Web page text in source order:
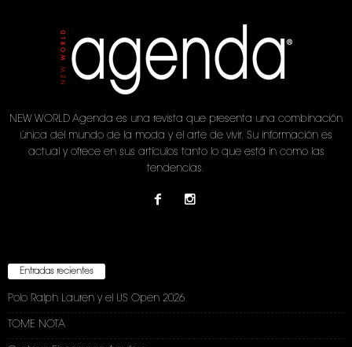
NEW WORLD Agenda es una revista que presenta una combinación
única del mundo de la moda y el arte de vivir. Su información es
actual y ofrece en sus artículos tanto lo que está in como las
tendencias.
Entradas recientes
Polo Ralph Lauren y el US Open 2026
TOME NOTA